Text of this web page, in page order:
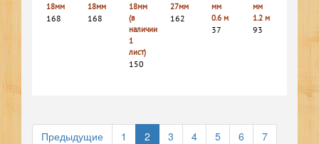
18мм
168
18мм
168
18мм
(в
наличии
1
лист)
150
27мм
162
мм
0.6 м
37
мм
1.2 м
93
Предыдущие 1 2 3 4 5 6
7